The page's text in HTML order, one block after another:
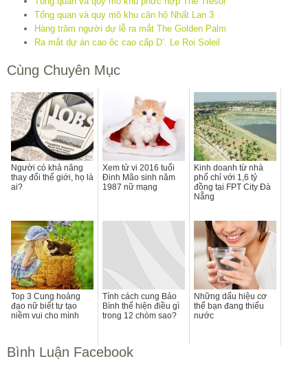
Tổng quan và quy mô khu căn hộ Nhất Lan 3
Hàng trăm người dự lễ ra mắt The Golden Palm
Ra mắt dự án cao ôc cao cấp D’. Le Roi Soleil
Cùng Chuyên Mục
Người có khả năng
thay đổi thế giới, họ là
ai?
Xem tử vi 2016 tuổi
Đinh Mão sinh năm
1987 nữ mạng
Kinh doanh từ nhà
phố chỉ với 1,6 tỷ
đồng tại FPT City Đà
Nẵng
Top 3 Cung hoàng
đạo nữ biết tự tạo
niềm vui cho mình
Tính cách cung Bảo
Bình thể hiện điều gì
trong 12 chòm sao?
Những dấu hiệu cơ
thể bạn đang thiếu
nước
Bình Luận Facebook